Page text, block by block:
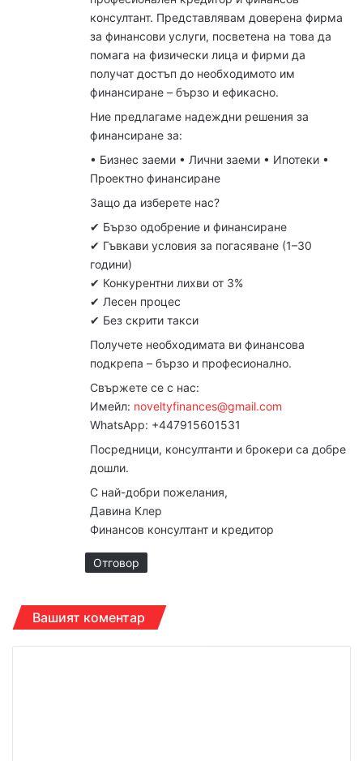
консултант. Представлявам доверена фирма
за финансови услуги, посветена на това да
помага на физически лица и фирми да
получат достъп до необходимото им
финансиране – бързо и ефикасно.
Ние предлагаме надеждни решения за
финансиране за:
• Бизнес заеми • Лични заеми • Ипотеки •
Проектно финансиране
Защо да изберете нас?
✔ Бързо одобрение и финансиране
✔ Гъвкави условия за погасяване (1–30
години)
✔ Конкурентни лихви от 3%
✔ Лесен процес
✔ Без скрити такси
Получете необходимата ви финансова
подкрепа – бързо и професионално.
Свържете се с нас:
Имейл: noveltyfinances@gmail.com
WhatsApp: +447915601531
Посредници, консултанти и брокери са добре
дошли.
С най-добри пожелания,
Давина Клер
Финансов консултант и кредитор
Отговор
Вашият коментар